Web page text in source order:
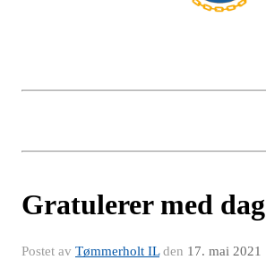
Gratulerer med
Postet av Tømmerholt ILden 17. mai 2021